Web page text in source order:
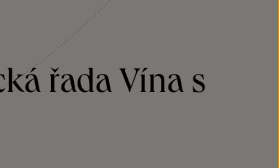
řada Vína s